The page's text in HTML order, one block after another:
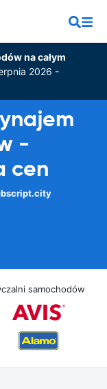
na całym
2026 -
-
cen
samochodów